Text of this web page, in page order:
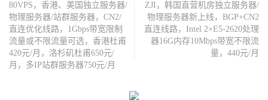
80VPS，香港、美国独立服务器/
物理服务器/站群服务器，CN2/
直连优化线路，1Gbps带宽限制
流量或不限流量可选，香港杜甫
420元/月，洛杉矶杜甫650元/
月，多IP站群服务器750元/月
ZJI，韩国直营机房独立服务器/
物理服务器新上线，BGP+CN2
直连线路，Intel 2×E5-2620处理
器16G内存10Mbps带宽不限流
量，440元/月